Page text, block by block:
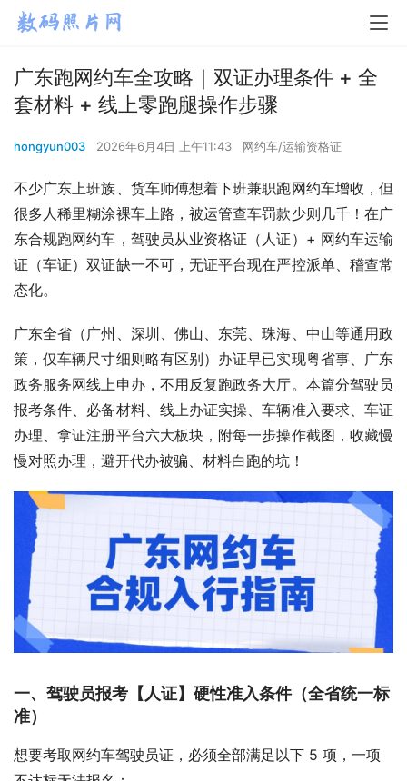
广东跑网约车全攻略｜双证办理条件 + 全
套材料 + 线上零跑腿操作步骤
hongyun003 2026年6月4日 上午11:43 网约车/运输资格证
不少广东上班族、货车师傅想着下班兼职跑网约车增收，但
很多人稀里糊涂裸车上路，被运管查车罚款少则几千！在广
东合规跑网约车，驾驶员从业资格证（人证）+ 网约车运输
证（车证）双证缺一不可，无证平台现在严控派单、稽查常
态化。
广东全省（广州、深圳、佛山、东莞、珠海、中山等通用政
策，仅车辆尺寸细则略有区别）办证早已实现粤省事、广东
政务服务网线上申办，不用反复跑政务大厅。本篇分驾驶员
报考条件、必备材料、线上办证实操、车辆准入要求、车证
办理、拿证注册平台六大板块，附每一步操作截图，收藏慢
慢对照办理，避开代办被骗、材料白跑的坑！
一、驾驶员报考【人证】硬性准入条件（全省统一标
准）
想要考取网约车驾驶员证，必须全部满足以下 5 项，一项